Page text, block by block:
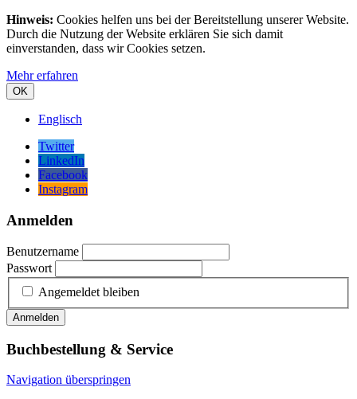
Hinweis: Cookies helfen uns bei der Bereitstellung unserer Website.
Durch die Nutzung der Website erklären Sie sich damit
einverstanden, dass wir Cookies setzen.
Mehr erfahren
OK
Englisch
Twitter
LinkedIn
Facebook
Instagram
Anmelden
Benutzername
Passwort
Angemeldet bleiben
Anmelden
Buchbestellung & Service
Navigation überspringen